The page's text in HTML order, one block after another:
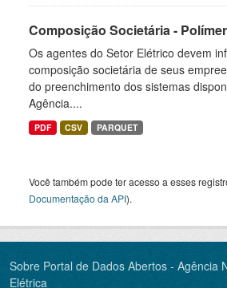
Composição Societária -
Os agentes do Setor Elétrico devem
composição societária de seus
do preenchimento dos sistemas
Agência....
PDF CSV PARQUET
Você também pode ter acesso a esses
Documentação da API).
Sobre Portal de Dados Abertos - Agência
Elétrica